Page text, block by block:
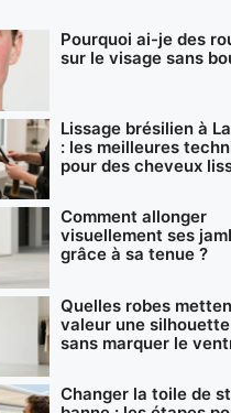
Pourquoi ai-je des
sur le visage sans
Lissage brésilien à
: les meilleures
pour des cheveux
Comment allonger
visuellement ses
grâce à sa tenue ?
Quelles robes
valeur une
sans marquer le
Changer la toile de